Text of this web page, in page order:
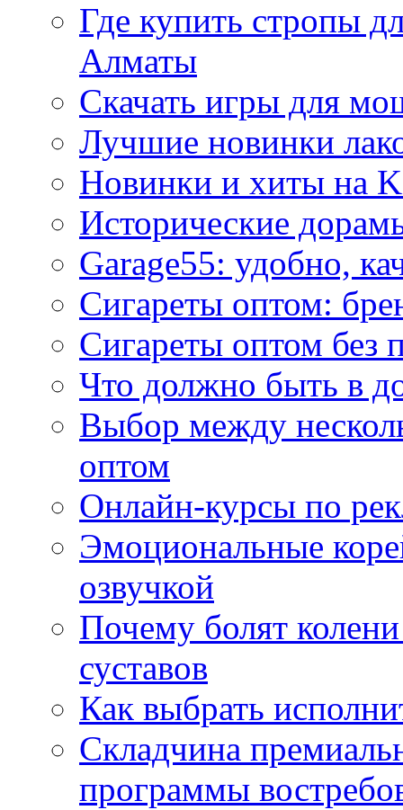
Где купить стропы
Алматы
Скачать игры для
Лучшие новинки
Новинки и хиты на
Исторические
Garage55: удобно,
Сигареты оптом:
Сигареты оптом без
Что должно быть в
Выбор между
оптом
Онлайн-курсы по
Эмоциональные
озвучкой
Почему болят
суставов
Как выбрать
Складчина
программы